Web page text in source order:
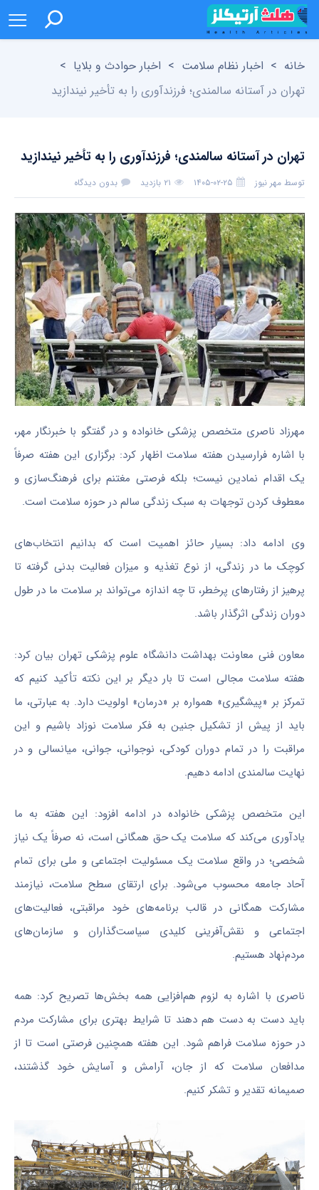
خانه > اخبار نظام سلامت > اخبار حوادث و بلایا >
تهران در آستانه سالمندی؛ فرزندآوری را به تأخیر نیندازید
تهران در آستانه سالمندی؛ فرزندآوری را به تأخیر نیندازید
توسط مهر نیوز ۱۴۰۵-۰۲-۲۵ ۲۱ بازدید بدون دیدگاه
مهرزاد ناصری متخصص پزشکی خانواده و در گفتگو با خبرنگار مهر،
با اشاره فرارسیدن هفته سلامت اظهار کرد: برگزاری این هفته صرفاً
یک اقدام نمادین نیست؛ بلکه فرصتی مغتنم برای فرهنگ‌سازی و
معطوف کردن توجهات به سبک زندگی سالم در حوزه سلامت است.
وی ادامه داد: بسیار حائز اهمیت است که بدانیم انتخاب‌های
کوچک ما در زندگی، از نوع تغذیه و میزان فعالیت بدنی گرفته تا
پرهیز از رفتارهای پرخطر، تا چه اندازه می‌تواند بر سلامت ما در طول
دوران زندگی اثرگذار باشد.
معاون فنی معاونت بهداشت دانشگاه علوم پزشکی تهران بیان کرد:
هفته سلامت مجالی است تا بار دیگر بر این نکته تأکید کنیم که
تمرکز بر «پیشگیری» همواره بر «درمان» اولویت دارد. به عبارتی، ما
باید از پیش از تشکیل جنین به فکر سلامت نوزاد باشیم و این
مراقبت را در تمام دوران کودکی، نوجوانی، جوانی، میانسالی و در
نهایت سالمندی ادامه دهیم.
این متخصص پزشکی خانواده در ادامه افزود: این هفته به ما
یادآوری می‌کند که سلامت یک حق همگانی است، نه صرفاً یک نیاز
شخصی؛ در واقع سلامت یک مسئولیت اجتماعی و ملی برای تمام
آحاد جامعه محسوب می‌شود. برای ارتقای سطح سلامت، نیازمند
مشارکت همگانی در قالب برنامه‌های خود مراقبتی، فعالیت‌های
اجتماعی و نقش‌آفرینی کلیدی سیاست‌گذاران و سازمان‌های
مردم‌نهاد هستیم.
ناصری با اشاره به لزوم هم‌افزایی همه بخش‌ها تصریح کرد: همه
باید دست به دست هم دهند تا شرایط بهتری برای مشارکت مردم
در حوزه سلامت فراهم شود. این هفته همچنین فرصتی است تا از
مدافعان سلامت که از جان، آرامش و آسایش خود گذشتند،
صمیمانه تقدیر و تشکر کنیم.